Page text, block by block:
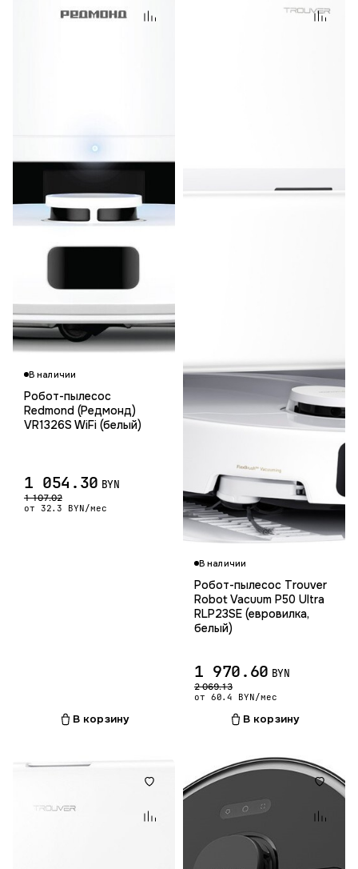
В наличии
Робот-пылесос
Redmond (Редмонд)
VR1326S WiFi (белый)
1 054.30 BYN
1 107.02
от 32.3 BYN/мес
В корзину
В наличии
Робот-пылесос Trouver
Robot Vacuum P50 Ultra
RLP23SE (евровилка,
белый)
1 970.60 BYN
2 069.13
от 60.4 BYN/мес
В корзину